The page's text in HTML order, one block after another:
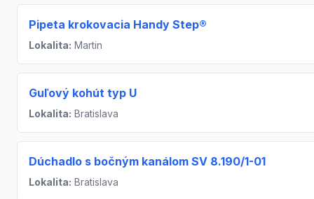
Pipeta krokovacia Handy Step®
Lokalita: Martin
Guľový kohút typ U
Lokalita: Bratislava
Dúchadlo s bočným kanálom SV 8.190/1-01
Lokalita: Bratislava